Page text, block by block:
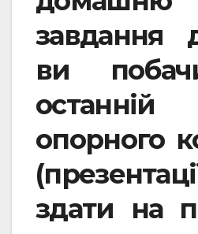
завдання
ви
останній
опорного
здати на